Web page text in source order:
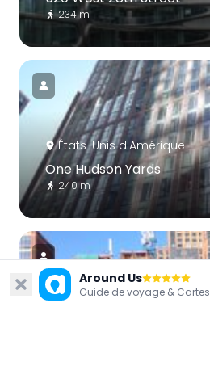
234 m
États-Unis d'Amérique
One Hudson Yards
240 m
Around Us
Guide de voyage & Cartes